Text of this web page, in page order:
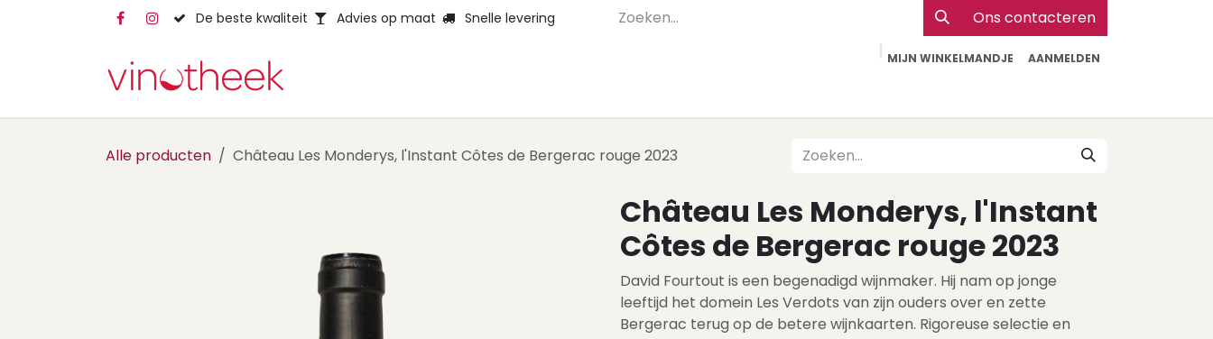
Overslaan naar inhoud De beste kwaliteit Advies op maat Snelle levering Ons contacteren
MIJN WINKELMANDJE AANMELDEN
Alle producten Château Les Monderys, l'Instant Côtes de Bergerac rouge 2023
Château Les Monderys, l'Instant
Côtes de Bergerac rouge 2023
David Fourtout is een begenadigd wijnmaker. Hij nam op jonge
leeftijd het domein Les Verdots van zijn ouders over en zette
Bergerac terug op de betere wijnkaarten. Rigoreuse selectie en